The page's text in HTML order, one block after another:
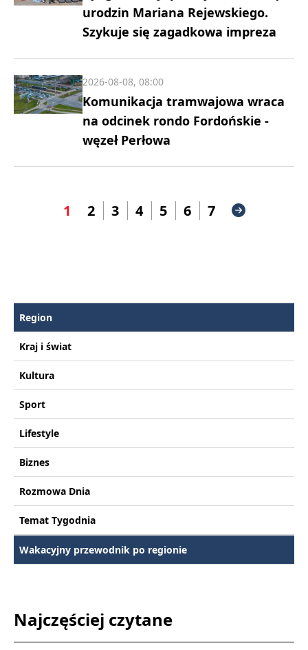
urodzin Mariana Rejewskiego.
Szykuje się zagadkowa impreza
Komunikacja tramwajowa wraca
na odcinek rondo Fordońskie -
węzeł Perłowa
2026-08-08, 08:00
1 2 3 4 5 6 7
Region
Kraj i świat
Kultura
Sport
Lifestyle
Biznes
Rozmowa Dnia
Temat Tygodnia
Wakacyjny przewodnik po regionie
Najczęściej czytane